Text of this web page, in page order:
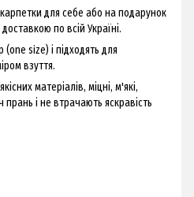
для себе або на подарунок
по всій Україні.
size) і підходять для
взуття.
матеріалів, міцні, м'які,
прань і не втрачають яскравість